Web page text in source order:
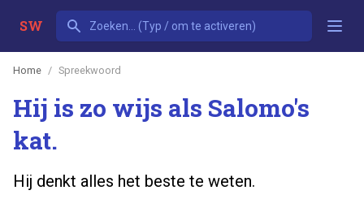
SW
Home Spreekwoord
Hij is zo wijs als Salomo's
kat.
Hij denkt alles het beste te weten.